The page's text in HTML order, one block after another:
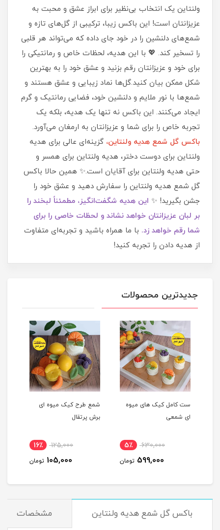
ولنتاین یک انتخاب بی‌نظیر برای ابراز عشق و محبت به
عزیزانتان است! این باکس زیبا، ترکیبی از گل‌های تازه و
شمع‌های دلنشین را در خود جای داده که می‌تواند هر قلبی
را تسخیر کند. 💖 با این هدیه، لحظات خاص و رمانتیکی را
برای خود و عزیزانتان رقم بزنید و عشق خود را به بهترین
شکل ممکن بیان کنید.گل‌ها نماد زیبایی و عشق هستند و
شمع‌ها با نور ملایم و دلنشین خود، فضایی رمانتیک و گرم
ایجاد می‌کنند. این باکس نه تنها یک هدیه، بلکه یک
تجربه خاص را برای شما و عزیزانتان به ارمغان می‌آورد.
باکس گل شمع هدیه ولنتاین، گزینه‌ای عالی برای هدیه
ولنتاین برای دوست دختر، هدیه ولنتاین برای همسر و
حتی هدیه ولنتاین برای آقایان است.✨ همین حالا باکس
گل شمع هدیه ولنتاین را سفارش دهید و عشق خود را
جشن بگیرید! ✨ این هدیه شگفت‌انگیز، مطمئناً لبخند را
بر لبان عزیزانتان خواهد نشاند و لحظات خاصی را برای
شما رقم خواهد زد. با ما همراه باشید و تجربه‌ای متفاوت
از هدیه دادن را تجربه کنید!
جدیدترین محصولات
ست کامل کیک های میوه
ای شمعی
630,000 5٪
599,000 تومان
شمع طرح کیک میوه ای
برش پرتقال
125,000 16٪
105,000 تومان
باکس گل شمع هدیه ولنتاین مشخصات